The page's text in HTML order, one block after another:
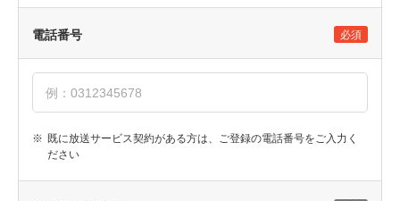
電話番号 必須
※ 既に放送サービス契約がある方は、ご登録の電話番号をご入力く
ださい